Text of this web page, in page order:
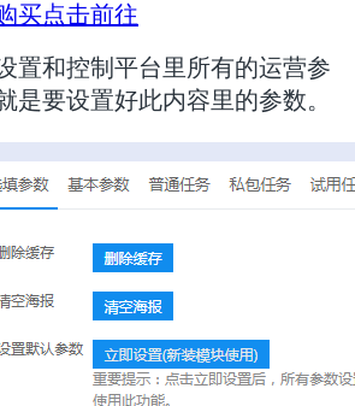
买点击前往
置和控制平台里所有的运营参
是要设置好此内容里的参数。